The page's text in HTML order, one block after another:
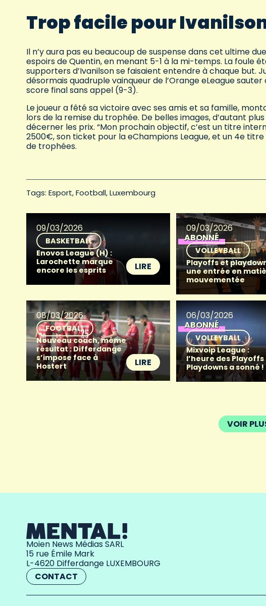
Trop facile pour
Il n’y aura pas eu beaucoup de suspense dans cet ultime
espoirs de Quentin, en menant 5-1 à la mi-temps. La foule
supporters d’Ivanilson se faisaient entendre à chaque but.
désormais quadruple vainqueur de l’Orange eLeague
score final sans appel (9-3).
Le joueur a fêté sa victoire avec ses amis et sa famille,
lors de la remise du trophée. De belles images, d’autant
décerner les prix. “Mon prochain objectif, c’est un titre
2500€, son ticket pour la eChampions League, et un 4e
de trophées.
Tags: Esport Football Luxembourg
09/03/2026
BASKETBALL
Enovos League (H) :
Larochette marque
encore les esprits
LIRE
09/03/2026
ABONNÉ
VOLLEYBALL
Playoffs et
une entrée en
mouvementée
08/03/2026
FOOTBALL
Nouveau coach, même
résultat : Differdange
s’impose face à
Hostert
LIRE
06/03/2026
ABONNÉ
VOLLEYBALL
Mixvoip League :
l’heure des
Playdowns a sonné !
VOIR
Moien News Médias SARL
15 rue Émile Mark
L-4620 Differdange LUXEMBOURG
CONTACT